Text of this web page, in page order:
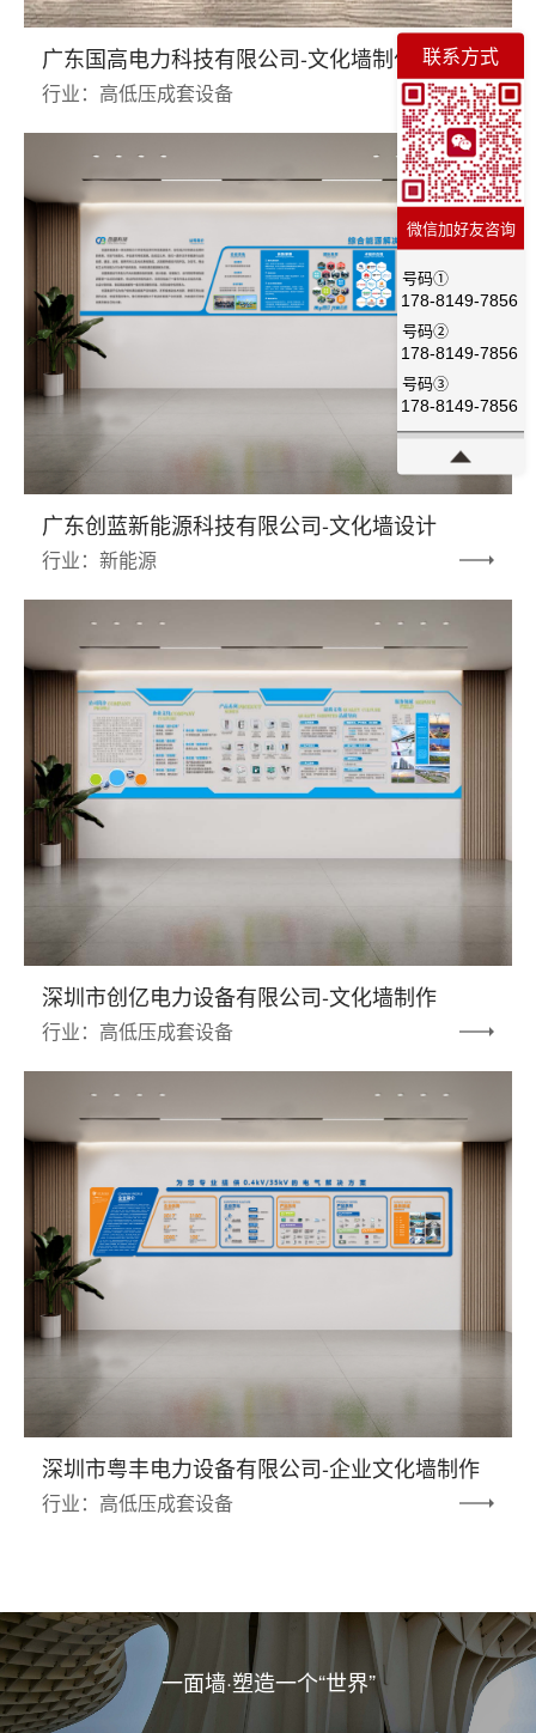
广东国高电力科技有限公司-文化墙制作
行业：高低压成套设备
广东创蓝新能源科技有限公司-文化墙设计
行业：新能源
深圳市创亿电力设备有限公司-文化墙制作
行业：高低压成套设备
深圳市粤丰电力设备有限公司-企业文化墙制作
行业：高低压成套设备
一面墙·塑造一个“世界”
联系方式
微信加好友咨询
号码①
178-8149-7856
号码②
178-8149-7856
号码③
178-8149-7856